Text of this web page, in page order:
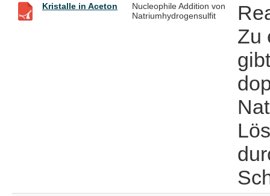
Kristalle in Aceton
Nucleophile Addition von
Natriumhydrogensulfit
Zu